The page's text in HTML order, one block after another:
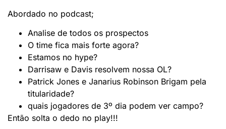
Abordado no podcast;
Analise de todos os prospectos
O time fica mais forte agora?
Estamos no hype?
Darrisaw e Davis resolvem nossa OL?
Patrick Jones e Janarius Robinson Brigam pela
titularidade?
quais jogadores de 3º dia podem ver campo?
Então solta o dedo no play!!!